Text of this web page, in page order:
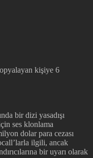
bir dizi yasadışı
ses klonlama
dolar para cezası
ilgili, ancak
bir uyarı olarak